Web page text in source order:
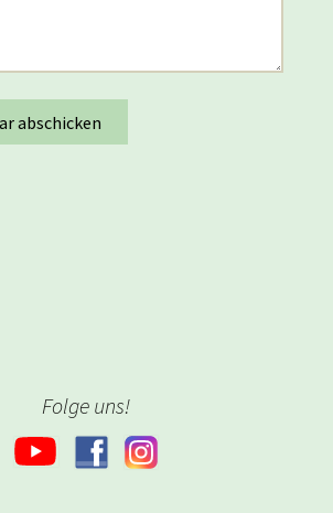
Folge uns!